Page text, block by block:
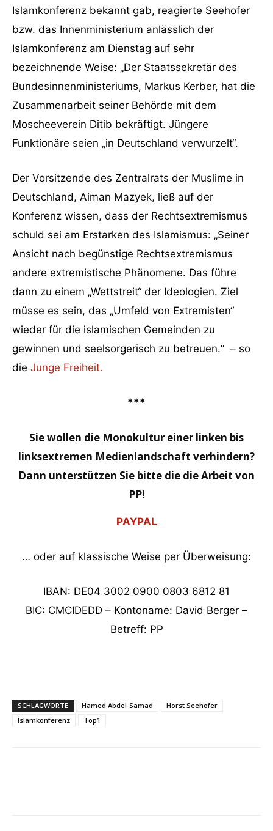
Islamkonferenz bekannt gab, reagierte Seehofer
bzw. das Innenministerium anlässlich der
Islamkonferenz am Dienstag auf sehr
bezeichnende Weise: „Der Staatssekretär des
Bundesinnenministeriums, Markus Kerber, hat die
Zusammenarbeit seiner Behörde mit dem
Moscheeverein Ditib bekräftigt. Jüngere
Funktionäre seien „in Deutschland verwurzelt“.
Der Vorsitzende des Zentralrats der Muslime in
Deutschland, Aiman Mazyek, ließ auf der
Konferenz wissen, dass der Rechtsextremismus
schuld sei am Erstarken des Islamismus: „Seiner
Ansicht nach begünstige Rechtsextremismus
andere extremistische Phänomene. Das führe
dann zu einem „Wettstreit“ der Ideologien. Ziel
müsse es sein, das „Umfeld von Extremisten“
wieder für die islamischen Gemeinden zu
gewinnen und seelsorgerisch zu betreuen.“ – so
die Junge Freiheit.
***
Sie wollen die Monokultur einer linken bis
linksextremen Medienlandschaft verhindern?
Dann unterstützen Sie bitte die die Arbeit von
PP!
PAYPAL
… oder auf klassische Weise per Überweisung:
IBAN: DE04 3002 0900 0803 6812 81
BIC: CMCIDEDD – Kontoname: David Berger –
Betreff: PP
SCHLAGWORTE Hamed Abdel-Samad
Horst Seehofer
Islamkonferenz
Top1